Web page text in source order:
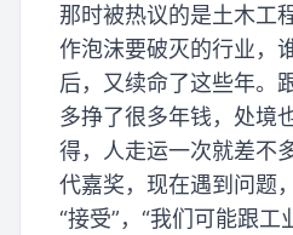
那时被热议的是土木工
作泡沫要破灭的行业，
后，又续命了这些年。
多挣了很多年钱，处境
得，人走运一次就差不
代嘉奖，现在遇到问题
“接受”，“我们可能跟